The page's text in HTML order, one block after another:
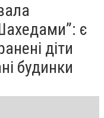
є
діти
будинки